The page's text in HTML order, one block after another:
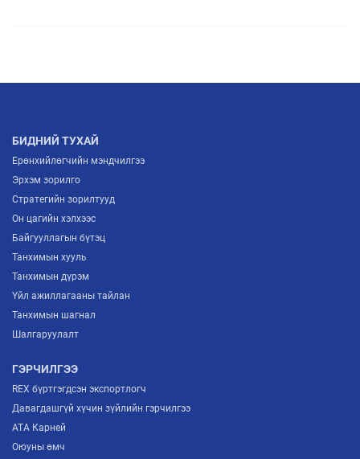
БИДНИЙ ТУХАЙ
Ерөнхийлөгчийн мэндчилгээ
Эрхэм зорилго
Стратегийн зорилтууд
Он цагийн хэлхээс
Байгууллагын бүтэц
Танхимын хууль
Танхимын дүрэм
Үйл ажиллагааны тайлан
Танхимын шагнал
Шалгаруулалт
ГЭРЧИЛГЭЭ
REX бүртгэгдсэн экспортлогч
Давагдашгүй хүчин зүйлийн гэрчилгээ
ATA Карней
Оюуны өмч